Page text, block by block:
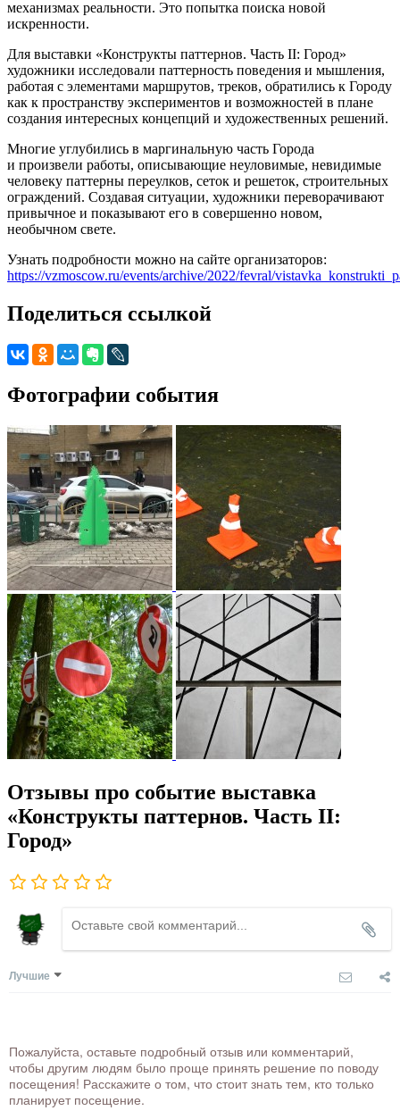
механизмах реальности. Это попытка поиска новой
искренности.
Для выставки «Конструкты паттернов. Часть II: Город»
художники исследовали паттерность поведения и мышления,
работая с элементами маршрутов, треков, обратились к Городу
как к пространству экспериментов и возможностей в плане
создания интересных концепций и художественных решений.
Многие углубились в маргинальную часть Города
и произвели работы, описывающие неуловимые, невидимые
человеку паттерны переулков, сеток и решеток, строительных
ограждений. Создавая ситуации, художники переворачивают
привычное и показывают его в совершенно новом,
необычном свете.
Узнать подробности можно на сайте организаторов:
https://vzmoscow.ru/events/archive/2022/fevral/
Поделиться ссылкой
Фотографии события
Отзывы про событие выставка
«Конструкты паттернов. Часть II:
Город»
Лучшие
Пожалуйста, оставьте подробный отзыв или комментарий,
чтобы другим людям было проще принять решение по поводу
посещения! Расскажите о том, что стоит знать тем, кто только
планирует посещение.